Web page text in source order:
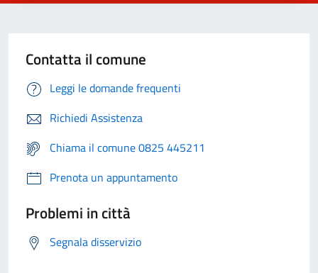
Contatta il comune
Leggi le domande frequenti
Richiedi Assistenza
Chiama il comune 0825 445211
Prenota un appuntamento
Problemi in città
Segnala disservizio